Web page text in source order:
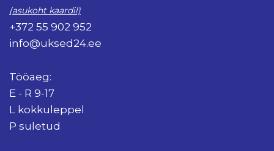
(asukoht kaardil)
+372 55 902 952
info@uksed24.ee
Tööaeg:
E - R 9-17
L kokkuleppel
P suletud